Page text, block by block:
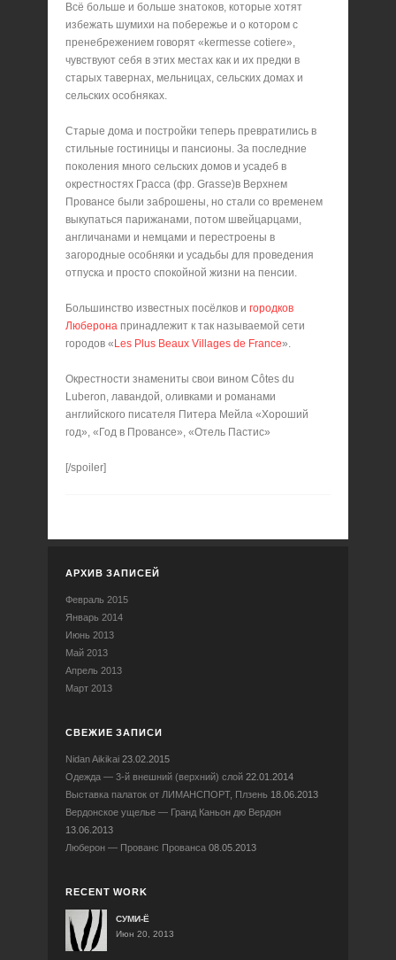
Всё больше и больше знатоков, которые хотят
избежать шумихи на побережье и о котором с
пренебрежением говорят «kermesse cotiere»,
чувствуют себя в этих местах как и их предки в
старых тавернах, мельницах, сельских домах и
сельских особняках.
Старые дома и постройки теперь превратились в
стильные гостиницы и пансионы. За последние
поколения много сельских домов и усадеб в
окрестностях Грасса (фр. Grasse)в Верхнем
Провансе были заброшены, но стали со временем
выкупаться парижанами, потом швейцарцами,
англичанами и немцами и перестроены в
загородные особняки и усадьбы для проведения
отпуска и просто спокойной жизни на пенсии.
Большинство известных посёлков и городков
Люберона принадлежит к так называемой сети
городов « Les Plus Beaux Villages de France».
Окрестности знамениты свои вином Côtes du
Luberon, лавандой, оливками и романами
английского писателя Питера Мейла «Хороший
год», «Год в Провансе», «Отель Пастис»
[/spoiler]
АРХИВ ЗАПИСЕЙ
Февраль 2015
Январь 2014
Июнь 2013
Май 2013
Апрель 2013
Март 2013
СВЕЖИЕ ЗАПИСИ
Nidan Aikikai 23.02.2015
Одежда — 3-й внешний (верхний) слой 22.01.2014
Выставка палаток от ЛИМАНСПОРТ, Плзень 18.06.2013
Вердонское ущелье — Гранд Каньон дю Вердон
13.06.2013
Люберон — Прованс Прованса 08.05.2013
RECENT WORK
СУМИ-Ё
Июн 20, 2013